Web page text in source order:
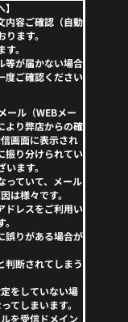
内容ご確認（自動
ます。
。
等が届かない場合
度ご確認ください
ール（WEBメー
より弊店からの確
画面に表示され
振り分けられてい
ます。
っていて、メール
は様々です。
ドレスをご利用い
誤りがある場合が
判断されてしまう
をしていない場
てしまいます。
を受信ドメイン